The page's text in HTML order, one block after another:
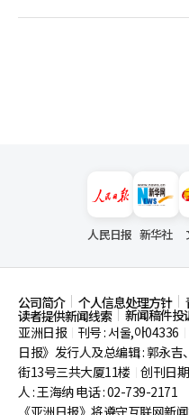
人民日报 新华社
公司简介 个人信息处理方针
读者提供新闻线索
新闻稿件投
亚洲日报
刊号 : 서울,아04336
日报》发行人及总编辑 : 郭永吉
街13号三共大厦11楼 创刊日
人 : 王海纳 电话 : 02-739-2171